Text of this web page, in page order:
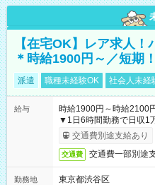
【在宅OK】レア求人
＊時給1900円～／短期
派遣 職種未経験OK 社会人未経
給与
時給1900円～時給
▼1日6時間勤務で日収1
交通費別途支給あり
交通費 交通費一部別途
勤務地
東京都渋谷区